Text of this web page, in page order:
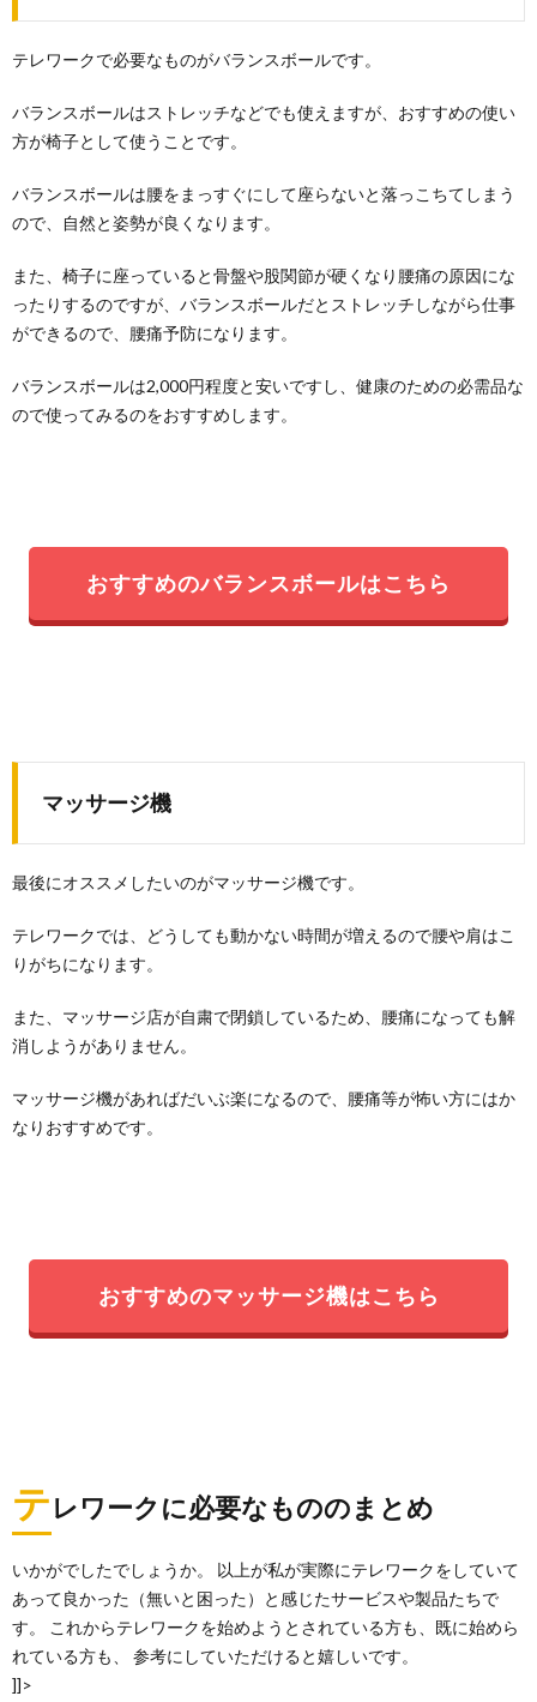
テレワークで必要なものがバランスボールです。
バランスボールはストレッチなどでも使えますが、おすすめの使い
方が椅子として使うことです。
バランスボールは腰をまっすぐにして座らないと落っこちてしまう
ので、自然と姿勢が良くなります。
また、椅子に座っていると骨盤や股関節が硬くなり腰痛の原因にな
ったりするのですが、バランスボールだとストレッチしながら仕事
ができるので、腰痛予防になります。
バランスボールは2,000円程度と安いですし、健康のための必需品な
ので使ってみるのをおすすめします。
おすすめのバランスボールはこちら
マッサージ機
最後にオススメしたいのがマッサージ機です。
テレワークでは、どうしても動かない時間が増えるので腰や肩はこ
りがちになります。
また、マッサージ店が自粛で閉鎖しているため、腰痛になっても解
消しようがありません。
マッサージ機があればだいぶ楽になるので、腰痛等が怖い方にはか
なりおすすめです。
おすすめのマッサージ機はこちら
テレワークに必要なもののまとめ
いかがでしたでしょうか。 以上が私が実際にテレワークをしていて
あって良かった（無いと困った）と感じたサービスや製品たちで
す。 これからテレワークを始めようとされている方も、既に始めら
れている方も、 参考にしていただけると嬉しいです。
]]>